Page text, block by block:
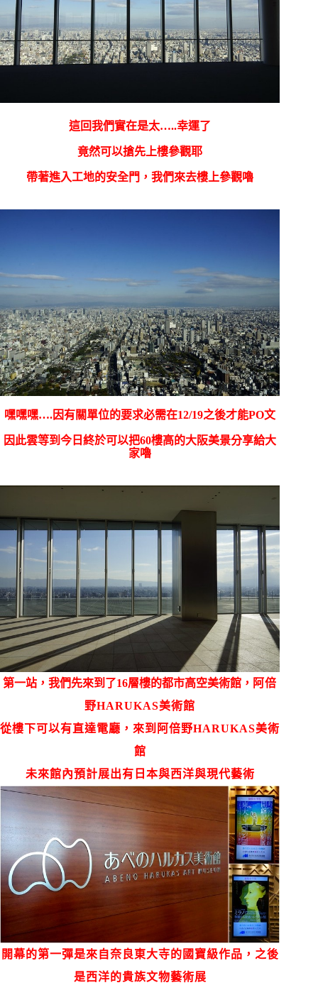
這回我們實在是太…..幸運了
竟然可以搶先上樓參觀耶
帶著進入工地的安全門，我們來去樓上參觀嚕
嘿嘿嘿….因有關單位的要求必需在12/19之後才能PO文
因此雲等到今日終於可以把60樓高的大阪美景分享給大
家嚕
第一站，我們先來到了16層樓的都市高空美術館， 阿倍
野HARUKAS美術館
從樓下可以有直達電廳，來到 阿倍野HARUKAS美術
館
未來館內預計展出有日本與西洋與現代藝術
開幕的第一彈是來自奈良東大寺的國寶級作品，之後
是西洋的貴族文物藝術展